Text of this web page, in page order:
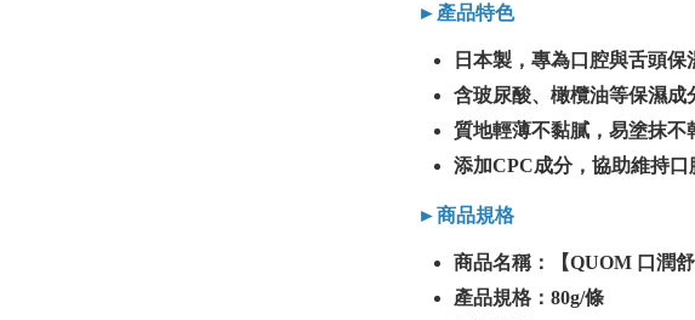
►產品特色
日本製，專為口腔與舌頭保
含玻尿酸、橄欖油等保濕成
質地輕薄不黏膩，易塗抹不
添加CPC成分，協助維持口
►商品規格
商品名稱：【QUOM 口潤
產品規格：80g/條